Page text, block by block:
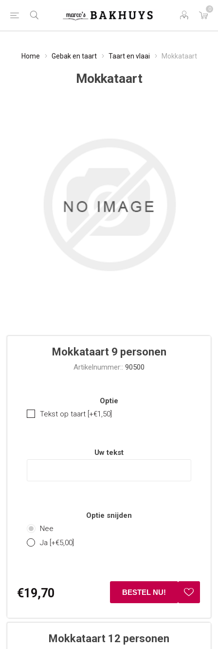
0
Home Gebak en taart Taart en vlaai Mokkataart
Mokkataart
Mokkataart 9 personen
Artikelnummer:: 90500
Optie
Tekst op taart [+€1,50]
Uw tekst
Optie snijden
Nee
Ja [+€5,00]
€19,70
Mokkataart 12 personen